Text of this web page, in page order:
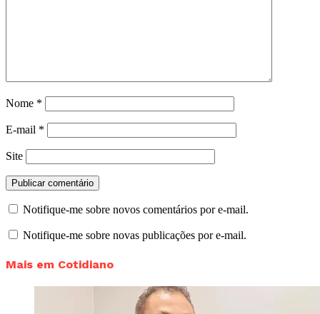
Nome *
E-mail *
Site
Notifique-me sobre novos comentários por e-mail.
Notifique-me sobre novas publicações por e-mail.
Mais em Cotidiano